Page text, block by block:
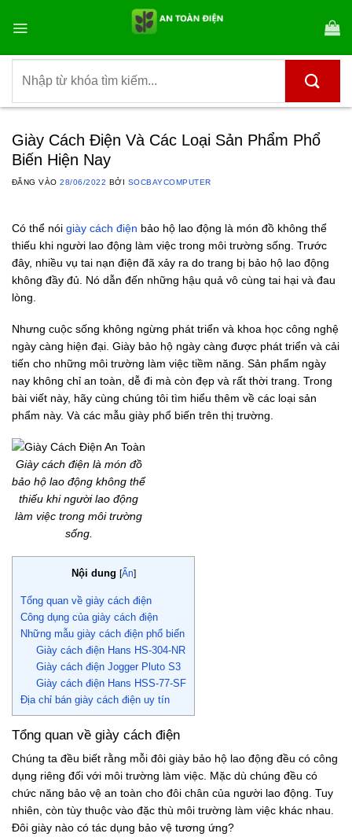
qua
dung
kiếm:
Giày Cách Điện Và Các Loại Sản Phẩm Phổ
Biến Hiện Nay
ĐĂNG VÀO28/06/2022 BỞI SOCBAYCOMPUTER
Có thể nói giày cách điện bảo hộ lao động là món đồ không thể
thiếu khi người lao động làm việc trong môi trường sống. Trước
đây, nhiều vụ tai nạn điện đã xảy ra do trang bị bảo hộ lao động
không đầy đủ. Nó dẫn đến những hậu quả vô cùng tai hại và đau
lòng.
Nhưng cuộc sống không ngừng phát triển và khoa học công nghệ
ngày càng hiện đại. Giày bảo hộ ngày càng được phát triển và cải
tiến cho những môi trường làm việc tiềm năng. Sản phẩm ngày
nay không chỉ an toàn, dễ đi mà còn đẹp và rất thời trang. Trong
bài viết này, hãy cùng chúng tôi tìm hiểu thêm về các loại sản
phẩm này. Và các mẫu giày phổ biến trên thị trường.
Giày cách điện là món đồ
bảo hộ lao động không thể
thiếu khi người lao động
làm việc trong môi trường
sống.
Nội dung [Ẩn]
Tổng quan về giày cách điện
Công dụng của giày cách điện
Những mẫu giày cách điện phổ biến
Giày cách điện Hans HS-304-NR
Giày cách điện Jogger Pluto S3
Giày cách điện Hans HSS-77-SF
Địa chỉ bán giày cách điện uy tín
Tổng quan về giày cách điện
Chúng ta đều biết rằng mỗi đôi giày bảo hộ lao động đều có công
dụng riêng đối với môi trường làm việc. Mặc dù chúng đều có
chức năng bảo vệ an toàn cho đôi chân của người lao động. Tuy
nhiên, còn tùy thuộc vào đặc thù môi trường làm việc khác nhau.
Đôi giày nào có tác dụng bảo vệ tương ứng?